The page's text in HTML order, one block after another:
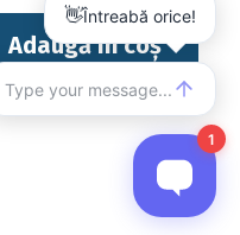
Adaugă în coș